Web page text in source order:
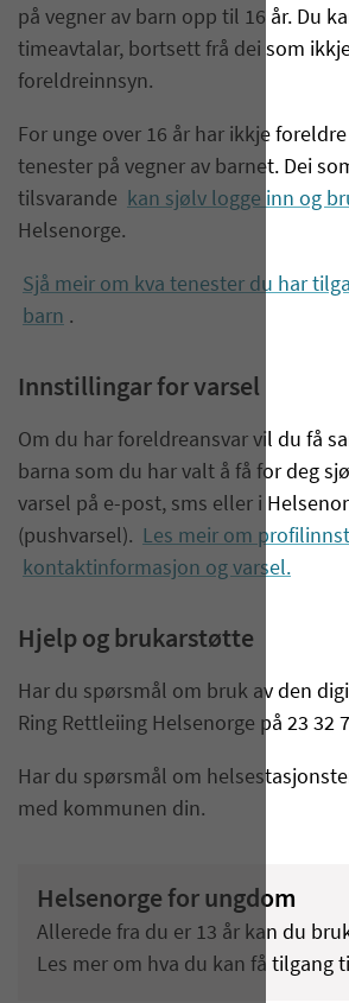
på vegner av barn opp til 16 år. Du
timeavtalar, bortsett frå dei som
foreldreinnsyn.
For unge over 16 år har ikkje
tenester på vegner av barnet. Dei
tilsvarande kan sjølv logge inn og
Helsenorge.
Sjå meir om kva tenester du har
barn .
Innstillingar for varsel
Om du har foreldreansvar vil du få
barna som du har valt å få for deg
varsel på e-post, sms eller i
(pushvarsel). Les meir om
kontaktinformasjon og varsel.
Hjelp og brukarstøtte
Har du spørsmål om bruk av den
Ring Rettleiing Helsenorge på 23 32
Har du spørsmål om
med kommunen din.
Helsenorge for ungdom
Allerede fra du er 13 år kan du
Les mer om hva du kan få tilgang